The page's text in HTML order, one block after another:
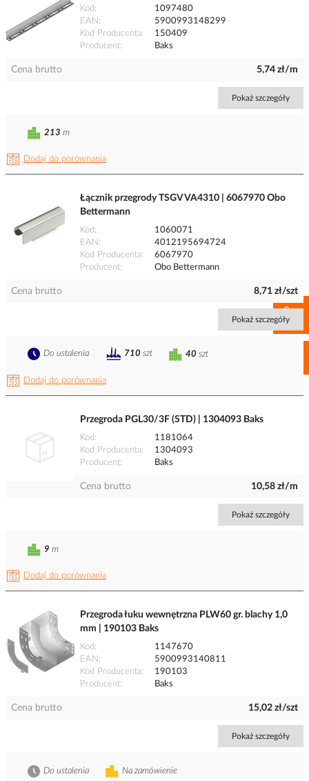
Kod
1097480
EAN
5900993148299
Kod Producenta
150409
Producent
Baks
Cena brutto 5,74 zł/m
Pokaż szczegóły
Dodaj do porównania
213 m
Łącznik przegrody TSGV VA4310 | 6067970 Obo
Bettermann
Kod
1060071
EAN
4012195694724
Kod Producenta
6067970
Producent
Obo Bettermann
Cena brutto 8,71 zł/szt
Pokaż szczegóły
Dodaj do porównania
40 szt
Do ustalenia 710 szt
Przegroda PGL30/3F (STD) | 1304093 Baks
Kod
1181064
Kod Producenta
1304093
Producent
Baks
Cena brutto 10,58 zł/m
Pokaż szczegóły
Dodaj do porównania
9 m
Przegroda łuku wewnętrzna PLW60 gr. blachy 1,0
mm | 190103 Baks
Kod
1147670
EAN
5900993140811
Kod Producenta
190103
Producent
Baks
Cena brutto 15,02 zł/szt
Pokaż szczegóły
Na zamówienie
Do ustalenia